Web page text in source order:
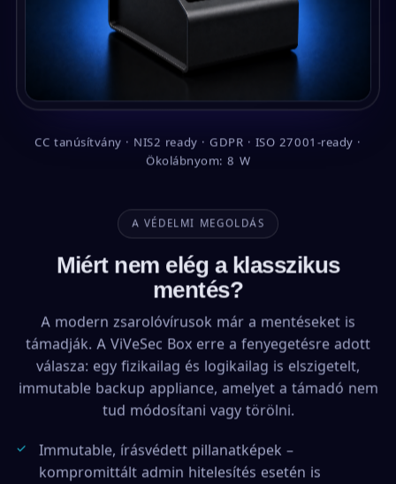
CC tanúsítvány · NIS2 ready · GDPR · ISO 27001-ready ·
Ökolábnyom: 8 W
A VÉDELMI MEGOLDÁS
Miért nem elég a klasszikus
mentés?
A modern zsarolóvírusok már a mentéseket is
támadják. A ViVeSec Box erre a fenyegetésre adott
válasza: egy fizikailag és logikailag is elszigetelt,
immutable backup appliance, amelyet a támadó nem
tud módosítani vagy törölni.
Immutable, írásvédett pillanatképek –
kompromittált admin hitelesítés esetén is